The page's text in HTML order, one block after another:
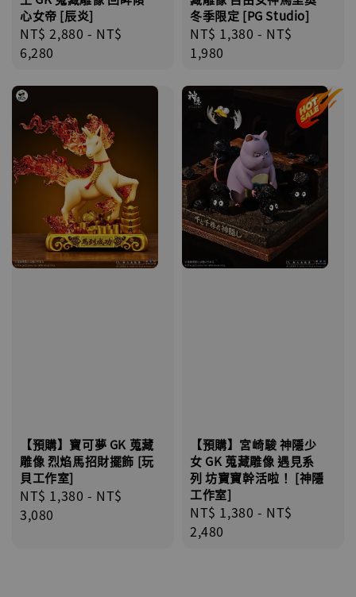
心女帝 [辰炎]
Regular
price
NT$ 2,880 - NT$
6,280
冬季限定 [PG Studio]
Regular
price
NT$ 1,380 - NT$
1,980
【預購】寶可夢 GK 蒐藏
雕像 烈焰馬招財擺飾 [玩
貝工作室]
Regular
price
NT$ 1,380 - NT$
3,080
【預購】宮崎駿 神隱少
女 GK 蒐藏雕像 遇見系
列 坊寶寶幹活啦！ [神隱
工作室]
Regular
price
NT$ 1,380 - NT$
2,480